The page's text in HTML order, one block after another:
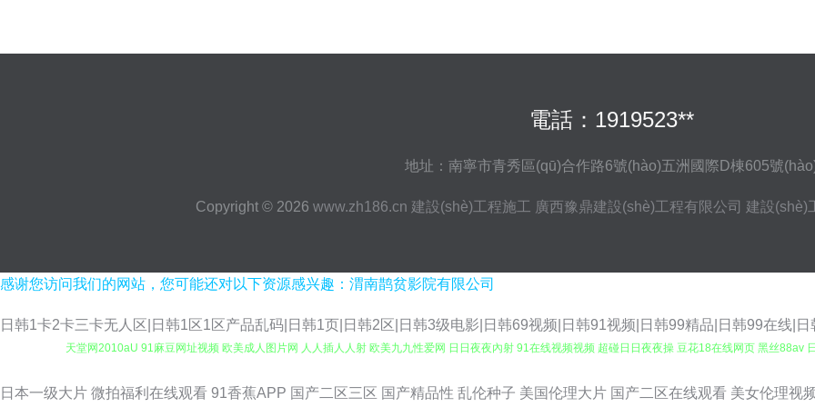
電話：1919523**
地址：南寧市青秀區(qū)合作路6號(hào)五洲國際D棟605號
Copyright © 2026 www.zh186.cn 建設(shè)工程施工 廣西豫鼎建設(shè)工程有限公司 建設(shè)
感谢您访问我们的网站，您可能还对以下资源感兴趣：渭南鹊贫影院有限公司
日韩1卡2卡三卡无人区|日韩1区1区产品乱码|日韩1页|日韩2区|日韩3级电影|日韩69视频|日韩91视频|日韩99精品|日韩99在线|日
天堂网2010aU 91麻豆网址视频 欧美成人图片网 人人插人人射 欧美九九性爱网 日日夜夜內射 91在线视频视频 超碰日日夜夜操 豆花18在线网页 黑丝88av
日本一级大片 微拍福利在线观看 91香蕉APP 国产二区三区 国产精品性 乱伦种子 美国伦理大片 国产二区在线观看 美女伦理视